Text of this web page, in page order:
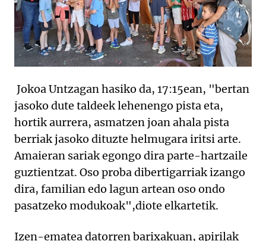
Jokoa Untzagan hasiko da, 17:15ean, "bertan
jasoko dute taldeek lehenengo pista eta,
hortik aurrera, asmatzen joan ahala pista
berriak jasoko dituzte helmugara iritsi arte.
Amaieran sariak egongo dira parte-hartzaile
guztientzat. Oso proba dibertigarriak izango
dira, familian edo lagun artean oso ondo
pasatzeko modukoak",diote elkartetik.
Izen-ematea datorren barixakuan, apirilak